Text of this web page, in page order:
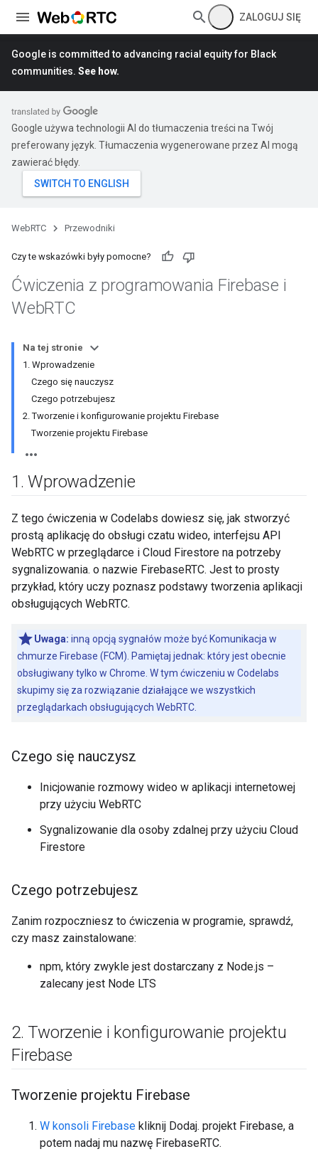
ZALOGUJ SIĘ
Google is committed to advancing racial equity for Black
communities. See how.
Google używa technologii AI do tłumaczenia treści na Twój
preferowany język. Tłumaczenia wygenerowane przez AI mogą
zawierać błędy.
WebRTC Przewodniki
Czy te wskazówki były pomocne?
Ćwiczenia z programowania Firebase i
WebRTC
Na tej stronie
1. Wprowadzenie
Czego się nauczysz
Czego potrzebujesz
2. Tworzenie i konfigurowanie projektu Firebase
Tworzenie projektu Firebase
1. Wprowadzenie
Z tego ćwiczenia w Codelabs dowiesz się, jak stworzyć
prostą aplikację do obsługi czatu wideo, interfejsu API
WebRTC w przeglądarce i Cloud Firestore na potrzeby
sygnalizowania. o nazwie FirebaseRTC. Jest to prosty
przykład, który uczy poznasz podstawy tworzenia aplikacji
obsługujących WebRTC.
Uwaga: inną opcją sygnałów może być Komunikacja w
chmurze Firebase (FCM). Pamiętaj jednak: który jest obecnie
obsługiwany tylko w Chrome. W tym ćwiczeniu w Codelabs
skupimy się za rozwiązanie działające we wszystkich
przeglądarkach obsługujących WebRTC.
Czego się nauczysz
Inicjowanie rozmowy wideo w aplikacji internetowej
przy użyciu WebRTC
Sygnalizowanie dla osoby zdalnej przy użyciu Cloud
Firestore
Czego potrzebujesz
Zanim rozpoczniesz to ćwiczenia w programie, sprawdź,
czy masz zainstalowane:
npm, który zwykle jest dostarczany z Node.js –
zalecany jest Node LTS
2. Tworzenie i konfigurowanie projektu
Firebase
Tworzenie projektu Firebase
W konsoli Firebase kliknij Dodaj. projekt Firebase, a
potem nadaj mu nazwę FirebaseRTC.